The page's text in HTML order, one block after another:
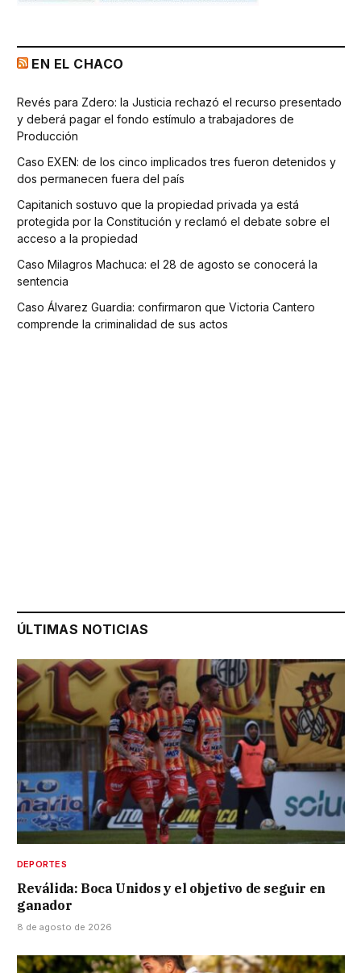
EN EL CHACO
Revés para Zdero: la Justicia rechazó el recurso presentado
y deberá pagar el fondo estímulo a trabajadores de
Producción
Caso EXEN: de los cinco implicados tres fueron detenidos y
dos permanecen fuera del país
Capitanich sostuvo que la propiedad privada ya está
protegida por la Constitución y reclamó el debate sobre el
acceso a la propiedad
Caso Milagros Machuca: el 28 de agosto se conocerá la
sentencia
Caso Álvarez Guardia: confirmaron que Victoria Cantero
comprende la criminalidad de sus actos
ÚLTIMAS NOTICIAS
DEPORTES
Reválida: Boca Unidos y el objetivo de seguir en
ganador
8 de agosto de 2026